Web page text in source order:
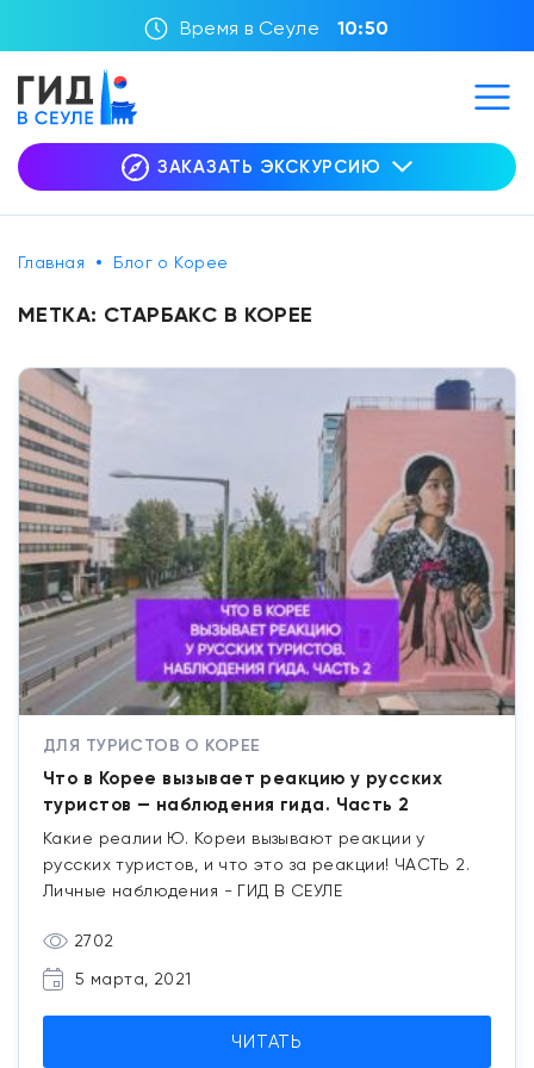
Время в Сеуле 10:50
ЗАКАЗАТЬ ЭКСКУРСИЮ
Главная Блог о Корее
МЕТКА: СТАРБАКС В КОРЕЕ
ДЛЯ ТУРИСТОВ О КОРЕЕ
Что в Корее вызывает реакцию у русских
туристов — наблюдения гида. Часть 2
Какие реалии Ю. Кореи вызывают реакции у
русских туристов, и что это за реакции! ЧАСТЬ 2.
Личные наблюдения - ГИД В СЕУЛЕ
2702
5 марта, 2021
ЧИТАТЬ